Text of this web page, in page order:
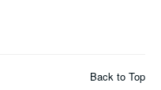
Back to Top